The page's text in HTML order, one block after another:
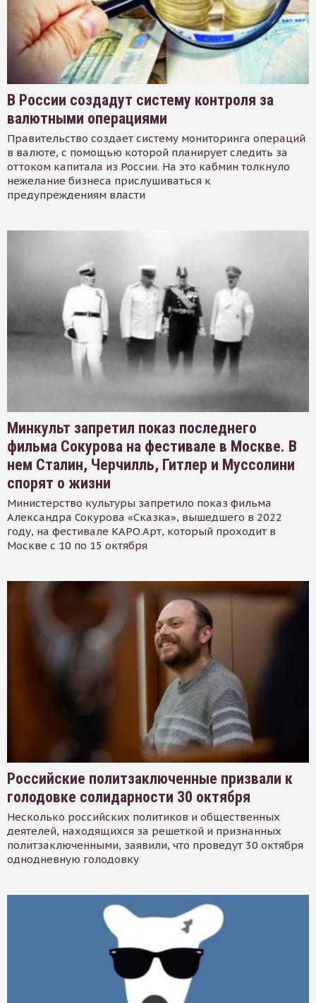
В России создадут систему контроля за
валютными операциями
Правительство создает систему мониторинга операций
в валюте, с помощью которой планирует следить за
оттоком капитала из России. На это кабмин толкнуло
нежелание бизнеса прислушиваться к
предупреждениям власти
Минкульт запретил показ последнего
фильма Сокурова на фестивале в Москве. В
нем Сталин, Черчилль, Гитлер и Муссолини
спорят о жизни
Министерство культуры запретило показ фильма
Александра Сокурова «Сказка», вышедшего в 2022
году, на фестивале КАРО.Арт, который проходит в
Москве с 10 по 15 октября
Российские политзаключенные призвали к
голодовке солидарности 30 октября
Несколько российских политиков и общественных
деятелей, находящихся за решеткой и признанных
политзаключенными, заявили, что проведут 30 октября
однодневную голодовку